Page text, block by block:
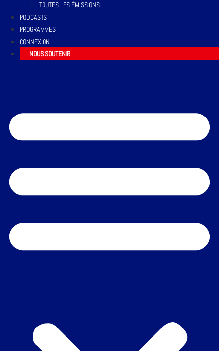
TOUTES LES ÉMISSIONS
PODCASTS
PROGRAMMES
CONNEXION
NOUS SOUTENIR